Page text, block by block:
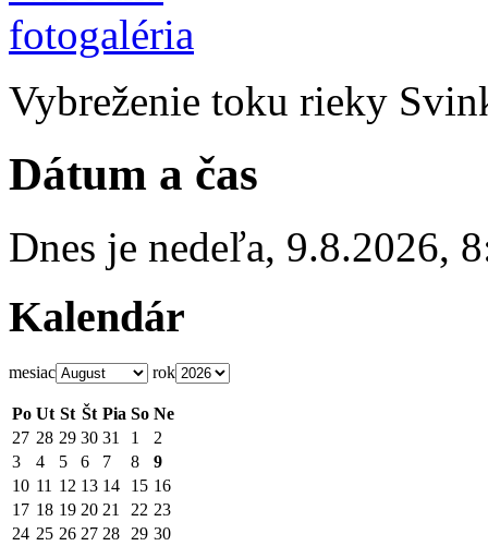
Vybreženie toku rieky
Dátum a čas
Dnes je nedeľa, 9.8.2026,
Kalendár
mesiac rok
Po Ut St Št Pia So Ne
27 28 29 30 31 1
2
3
4 5 6 7 8
9
10 11 12 13 14 15 16
17 18 19 20 21 22 23
24 25 26 27 28 29 30